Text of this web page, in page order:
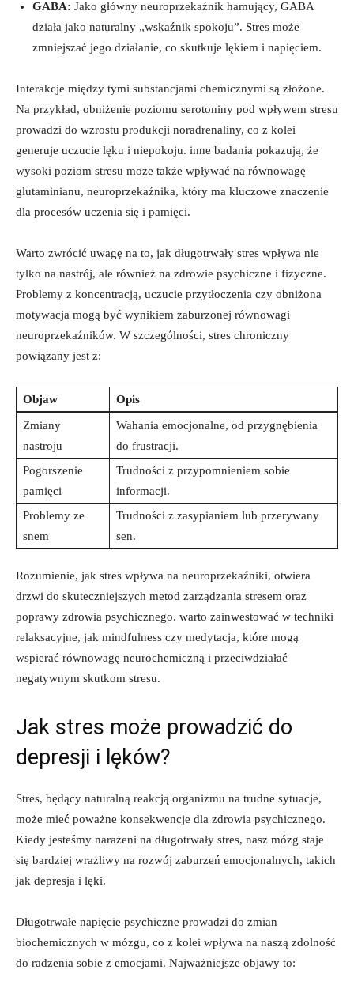
GABA: Jako główny neuroprzekaźnik hamujący, GABA
działa jako naturalny „wskaźnik spokoju”. Stres może
zmniejszać jego działanie, co skutkuje lękiem i napięciem.
Interakcje między tymi substancjami chemicznymi są złożone.
Na przykład, obniżenie poziomu serotoniny pod wpływem stresu
prowadzi do wzrostu produkcji noradrenaliny, co z kolei
generuje uczucie lęku i niepokoju. inne badania pokazują, że
wysoki poziom stresu może także wpływać na równowagę
glutaminianu, neuroprzekaźnika, który ma kluczowe znaczenie
dla procesów uczenia się i pamięci.
Warto zwrócić uwagę na to, jak długotrwały stres wpływa nie
tylko na nastrój, ale również na zdrowie psychiczne i fizyczne.
Problemy z koncentracją, uczucie przytłoczenia czy obniżona
motywacja mogą być wynikiem zaburzonej równowagi
neuroprzekaźników. W szczególności, stres chroniczny
powiązany jest z:
Objaw Opis
Zmiany
nastroju
Wahania emocjonalne, od przygnębienia
do frustracji.
Pogorszenie
pamięci
Trudności z przypomnieniem sobie
informacji.
Problemy ze
snem
Trudności z zasypianiem lub przerywany
sen.
Rozumienie, jak stres wpływa na neuroprzekaźniki, otwiera
drzwi do skuteczniejszych metod zarządzania stresem oraz
poprawy zdrowia psychicznego. warto zainwestować w techniki
relaksacyjne, jak mindfulness czy medytacja, które mogą
wspierać równowagę neurochemiczną i przeciwdziałać
negatywnym skutkom stresu.
Jak stres może prowadzić do
depresji i lęków?
Stres, będący naturalną reakcją organizmu na trudne sytuacje,
może mieć poważne konsekwencje dla zdrowia psychicznego.
Kiedy jesteśmy narażeni na długotrwały stres, nasz mózg staje
się bardziej wrażliwy na rozwój zaburzeń emocjonalnych, takich
jak depresja i lęki.
Długotrwałe napięcie psychiczne prowadzi do zmian
biochemicznych w mózgu, co z kolei wpływa na naszą zdolność
do radzenia sobie z emocjami. Najważniejsze objawy to: